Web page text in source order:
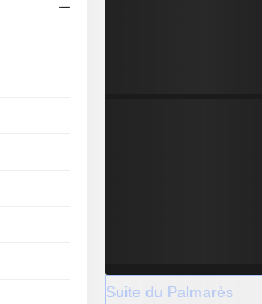
Suite du Palmarès